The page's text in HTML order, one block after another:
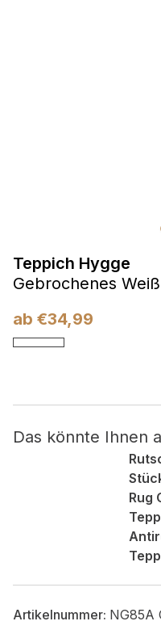
Teppich Hygge
Gebrochenes
ab €34,99
Das könnte Ihnen
Rug
Artikelnummer: NG85A
Marketing
Websites hinweg zu
anzuzeigen, die für den
ansprechend sind und
Nicht
Andere nicht
analysiert werden und
Meine
Alle